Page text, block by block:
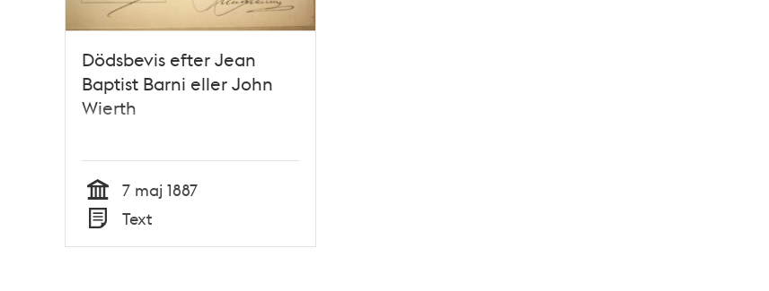
Dödsbevis efter Jean
Baptist Barni eller John
Wierth
Tid
7 maj 1887
Typ
Text